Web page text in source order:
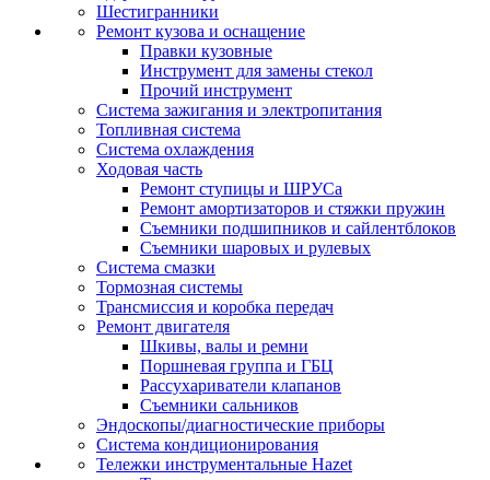
Шестигранники
Ремонт кузова и оснащение
Правки кузовные
Инструмент для замены стекол
Прочий инструмент
Система зажигания и электропитания
Топливная система
Система охлаждения
Ходовая часть
Ремонт ступицы и ШРУСа
Ремонт амортизаторов и стяжки пружин
Съемники подшипников и сайлентблоков
Съемники шаровых и рулевых
Система смазки
Тормозная системы
Трансмиссия и коробка передач
Ремонт двигателя
Шкивы, валы и ремни
Поршневая группа и ГБЦ
Рассухариватели клапанов
Съемники сальников
Эндоскопы/диагностические приборы
Система кондиционирования
Тележки инструментальные Hazet